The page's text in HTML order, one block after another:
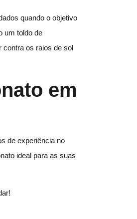
quando o objetivo
um toldo de
os raios de sol
em
de experiência no
ideal para as suas